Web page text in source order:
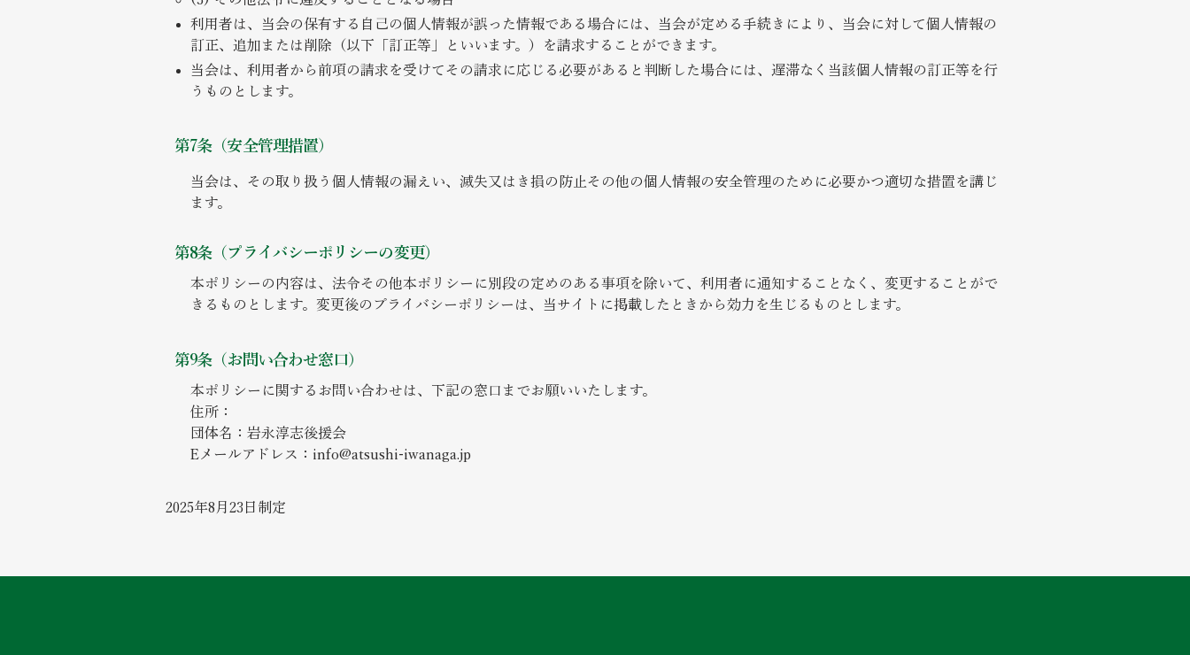
利用者は、当会の保有する自己の個人情報が誤った情報である場合には、当会が定める手続きにより、当会に対して個人情報の
訂正、追加または削除（以下「訂正等」といいます。）を請求することができます。
当会は、利用者から前項の請求を受けてその請求に応じる必要があると判断した場合には、遅滞なく当該個人情報の訂正等を行
うものとします。
第7条（安全管理措置）
​​当会は、その取り扱う個人情報の漏えい、滅失又はき損の防止その他の個人情報の安全管理のために必要かつ適切な措置を講じ
ます。
第8条（プライバシーポリシーの変更）
本ポリシーの内容は、法令その他本ポリシーに別段の定めのある事項を除いて、利用者に通知することなく、変更することがで
きるものとします。変更後のプライバシーポリシーは、当サイトに掲載したときから効力を生じるものとします。
第9条（お問い合わせ窓口）
本ポリシーに関するお問い合わせは、下記の窓口までお願いいたします。
住所：
団体名：岩永淳志後援会
Eメールアドレス： info@atsushi-iwanaga.jp
2025年8月23日制定​​